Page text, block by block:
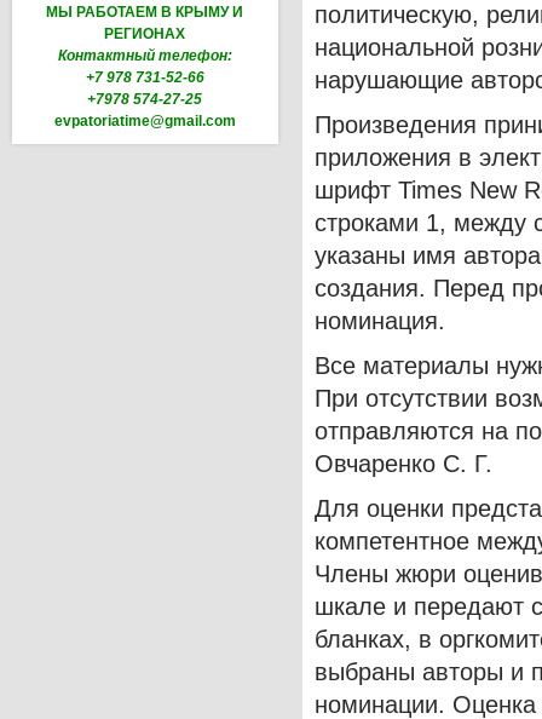
МЫ РАБОТАЕМ В КРЫМУ И
РЕГИОНАХ
Контактный телефон:
+7 978 731-52-66
+7978 574-27-25
evpatoriatime@gmail.com
политическую,
национальной
нарушающие
Произведения
приложения в
шрифт Times New
строками 1, между
указаны имя
создания. Перед
номинация.
Все материалы
При отсутствии
отправляются на
Овчаренко С. Г.
Для оценки
компетентное
Члены жюри
шкале и передают
бланках, в
выбраны авторы и
номинации. Оценка